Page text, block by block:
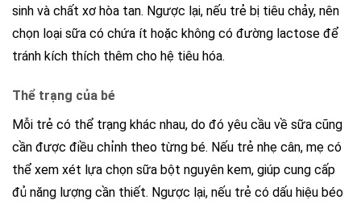
sinh và chất xơ hòa tan. Ngược lại, nếu trẻ bị tiêu chảy, nên
chọn loại sữa có chứa ít hoặc không có đường lactose để
tránh kích thích thêm cho hệ tiêu hóa.
Thể trạng của bé
Mỗi trẻ có thể trạng khác nhau, do đó yêu cầu về sữa cũng
cần được điều chỉnh theo từng bé. Nếu trẻ nhẹ cân, mẹ có
thể xem xét lựa chọn sữa bột nguyên kem, giúp cung cấp
đủ năng lượng cần thiết. Ngược lại, nếu trẻ có dấu hiệu béo